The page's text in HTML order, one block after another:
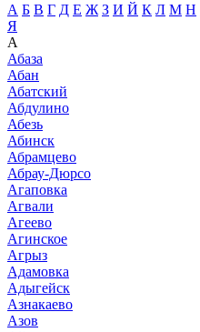
А Б В Г Д Е Ж З И Й К Л М Н
Я
А
Абаза
Абан
Абатский
Абдулино
Абезь
Абинск
Абрамцево
Абрау-Дюрсо
Агаповка
Агвали
Агеево
Агинское
Агрыз
Адамовка
Адыгейск
Азнакаево
Азов